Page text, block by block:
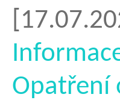
Opatření